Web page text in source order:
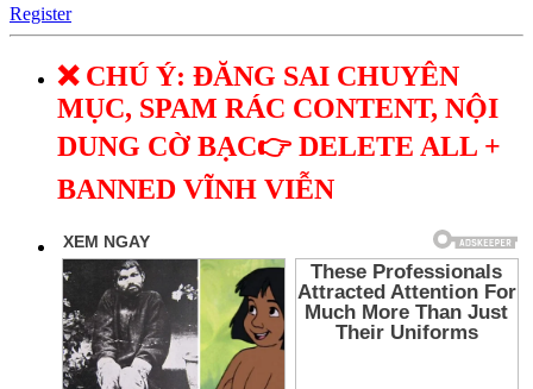
Register
❌ CHÚ Ý: ĐĂNG SAI CHUYÊN
MỤC, SPAM RÁC CONTENT, NỘI
DUNG CỜ BẠC👉 DELETE ALL +
BANNED VĨNH VIỄN